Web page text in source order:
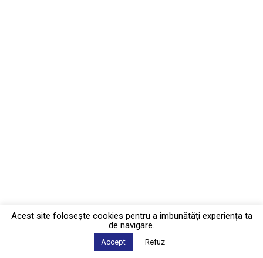
Acest site foloseşte cookies pentru a îmbunătăți experiența ta
de navigare.
Accept Refuz